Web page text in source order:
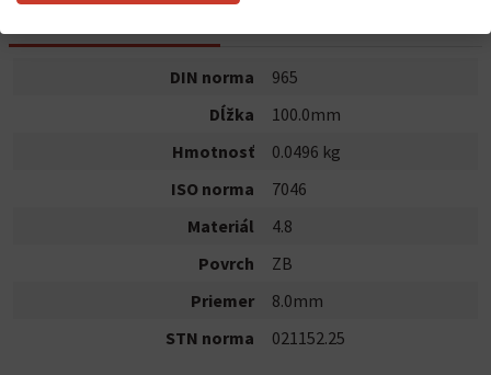
DIN norma
965
Dĺžka
100.0mm
Hmotnosť
0.0496 kg
ISO norma
7046
Materiál
4.8
Povrch
ZB
Priemer
8.0mm
STN norma
021152.25